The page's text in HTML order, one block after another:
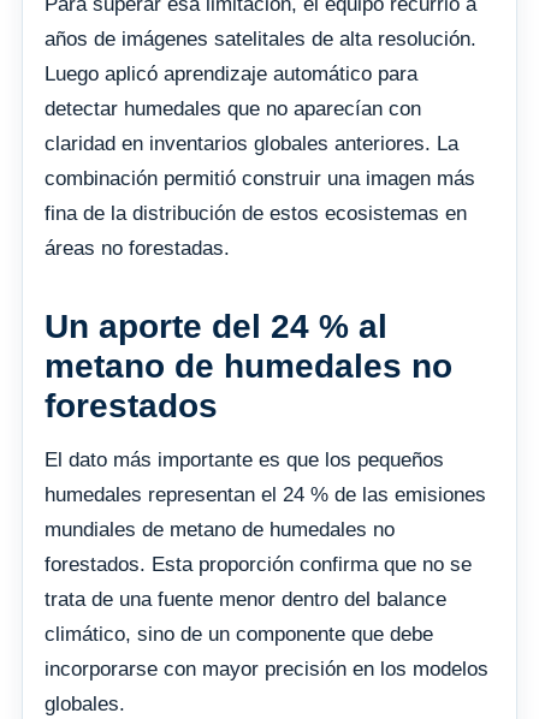
años de imágenes satelitales de alta resolución.
Luego aplicó aprendizaje automático para
detectar humedales que no aparecían con
claridad en inventarios globales anteriores. La
combinación permitió construir una imagen más
fina de la distribución de estos ecosistemas en
áreas no forestadas.
Un aporte del 24 % al
metano de humedales no
forestados
El dato más importante es que los pequeños
humedales representan el 24 % de las emisiones
mundiales de metano de humedales no
forestados. Esta proporción confirma que no se
trata de una fuente menor dentro del balance
climático, sino de un componente que debe
incorporarse con mayor precisión en los modelos
globales.